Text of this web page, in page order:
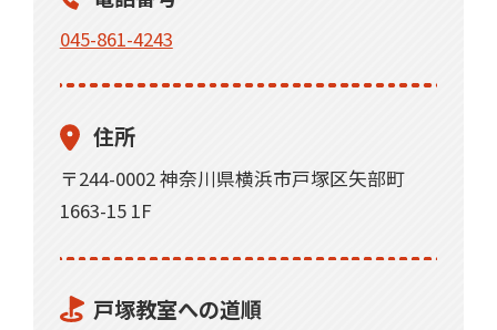
045-861-4243
住所
〒244-0002 神奈川県横浜市戸塚区矢部町
1663-15 1F
戸塚教室への道順